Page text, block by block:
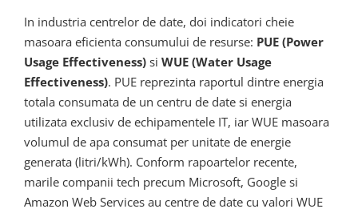
In industria centrelor de date, doi indicatori cheie
masoara eficienta consumului de resurse: PUE (Power
Usage Effectiveness) si WUE (Water Usage
Effectiveness). PUE reprezinta raportul dintre energia
totala consumata de un centru de date si energia
utilizata exclusiv de echipamentele IT, iar WUE masoara
volumul de apa consumat per unitate de energie
generata (litri/kWh). Conform rapoartelor recente,
marile companii tech precum Microsoft, Google si
Amazon Web Services au centre de date cu valori WUE